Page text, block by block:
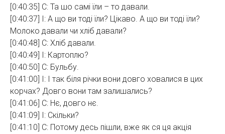
[0:40:35] С: Та шо самі їли – то давали.
[0:40:37] І: А що ви тоді їли? Цікаво. А що ви тоді їли?
Молоко давали чи хліб давали?
[0:40:48] С: Хліб давали.
[0:40:49] І: Картоплю?
[0:40:50] С: Бульбу.
[0:41:00] І: І так біля річки вони довго ховалися в цих
корчах? Довго вони там залишались?
[0:41:06] С: Нє, довго нє.
[0:41:09] І: Скільки?
[0:41:10] С: Потому десь пішли, вже як ся ця акція